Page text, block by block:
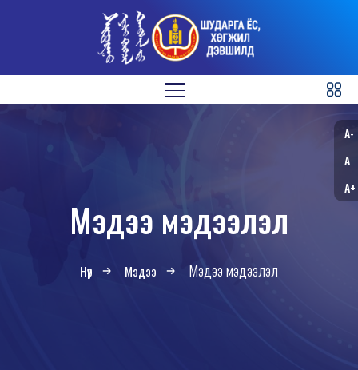
Мэдээ мэдээлэл
Нүүр Мэдээ Мэдээ мэдээлэл
A-
A
A+